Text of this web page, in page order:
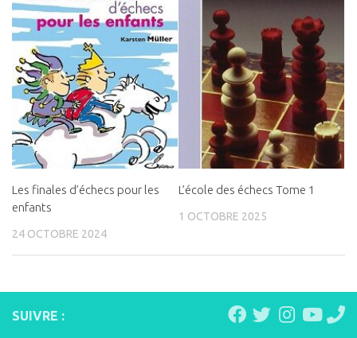
Les finales d’échecs pour les
enfants
24 OCTOBRE 2024
L’école des échecs Tome 1
1 OCTOBRE 2025
SUIVRE :